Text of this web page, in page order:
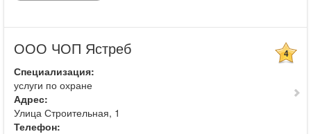
ООО ЧОП Ястреб 4
Специализация:
услуги по охране
Адрес:
Улица Строительная, 1
Телефон: